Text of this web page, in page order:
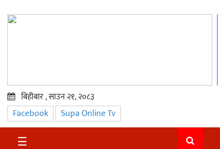
प्रमुख
समाचार
बिहीबार , साउन २१, २०८३
Facebook Supa Online Tv
☰